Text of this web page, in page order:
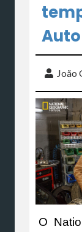
João
O